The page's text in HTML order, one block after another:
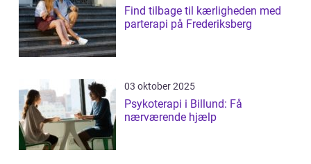
Find tilbage til kærligheden med
parterapi på Frederiksberg
03 oktober 2025
Psykoterapi i Billund: Få
nærværende hjælp